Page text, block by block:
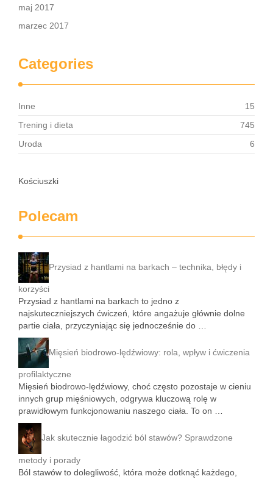
maj 2017
marzec 2017
Categories
Inne
15
Trening i dieta
745
Uroda
6
Kościuszki
Polecam
Przysiad z hantlami na barkach – technika, błędy i
korzyści
Przysiad z hantlami na barkach to jedno z
najskuteczniejszych ćwiczeń, które angażuje głównie dolne
partie ciała, przyczyniając się jednocześnie do …
Mięsień biodrowo-lędźwiowy: rola, wpływ i ćwiczenia
profilaktyczne
Mięsień biodrowo-lędźwiowy, choć często pozostaje w cieniu
innych grup mięśniowych, odgrywa kluczową rolę w
prawidłowym funkcjonowaniu naszego ciała. To on …
Jak skutecznie łagodzić ból stawów? Sprawdzone
metody i porady
Ból stawów to dolegliwość, która może dotknąć każdego,